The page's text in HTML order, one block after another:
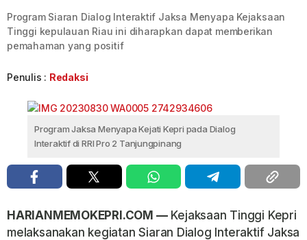
Program Siaran Dialog Interaktif Jaksa Menyapa Kejaksaan
Tinggi kepulauan Riau ini diharapkan dapat memberikan
pemahaman yang positif
Penulis : Redaksi
Program Jaksa Menyapa Kejati Kepri pada Dialog
Interaktif di RRI Pro 2 Tanjungpinang
HARIANMEMOKEPRI.COM —Kejaksaan Tinggi Kepri
melaksanakan kegiatan Siaran Dialog Interaktif Jaksa